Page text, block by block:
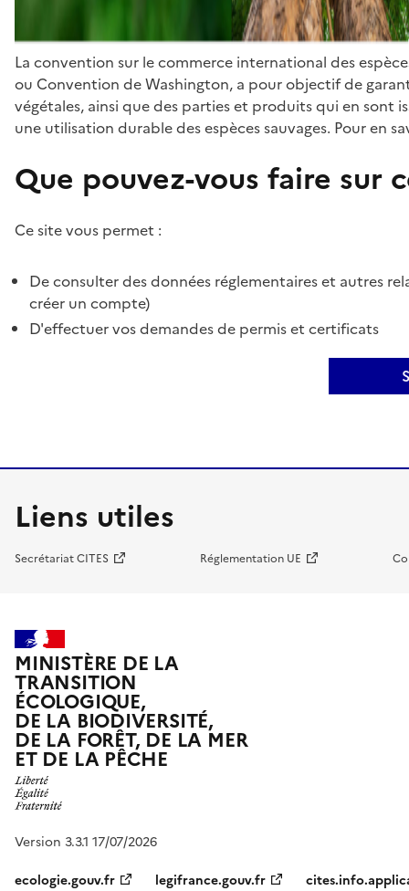
La convention sur le commerce international des
ou Convention de Washington, a pour objectif de
végétales, ainsi que des parties et produits qui en sont
une utilisation durable des espèces sauvages. Pour en
Que pouvez-vous faire sur
Ce site vous permet :
De consulter des données réglementaires et autres
créer un compte)
D'effectuer vos demandes de permis et certificats
Liens utiles
Secrétariat CITES Réglementation UE
MINISTÈRE DE LA
TRANSITION
ÉCOLOGIQUE,
DE LA BIODIVERSITÉ,
DE LA FORÊT, DE LA MER
ET DE LA PÊCHE
Version 3.3.1 17/07/2026
ecologie.gouv.fr
legifrance.gouv.fr